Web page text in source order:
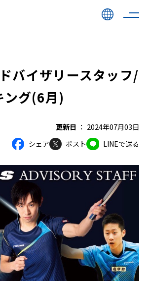
バイザリースタッフ/
ング(6月)
更新日 2024年07月03日
シェア ポスト LINEで送る